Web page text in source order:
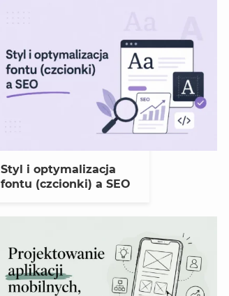
Styl i optymalizacja
fontu (czcionki) a SEO